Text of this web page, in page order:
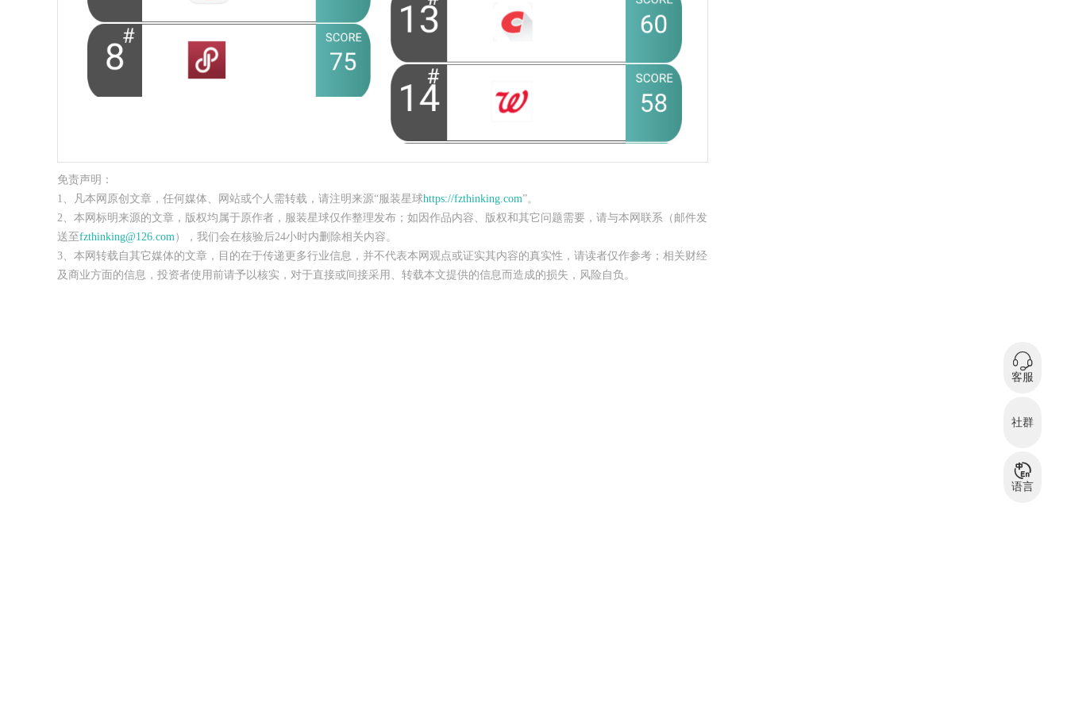
免责声明：
1、凡本网原创文章，任何媒体、网站或个人需转载，请注明来源“服装星球https://fzthinking.com”。
2、本网标明来源的文章，版权均属于原作者，服装星球仅作整理发布；如因作品内容、版权和其它问题需要，请与本网联系（邮件发
送至fzthinking@126.com），我们会在核验后24小时内删除相关内容。
3、本网转载自其它媒体的文章，目的在于传递更多行业信息，并不代表本网观点或证实其内容的真实性，请读者仅作参考；相关财经
及商业方面的信息，投资者使用前请予以核实，对于直接或间接采用、转载本文提供的信息而造成的损失，风险自负。
客服
群
社群
中文
语言